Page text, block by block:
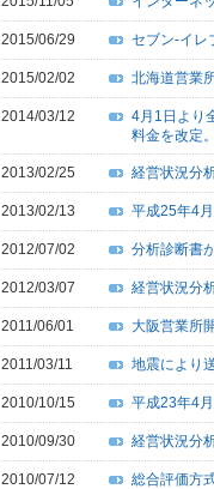
2015/06/29 セブン-イレ
2015/02/02 北海道営業
2014/03/12
4月1日より
料金を改定
2013/02/25 経営状況分
2013/02/13 平成25年4
2012/07/02 分析診断書
2012/03/07 経営状況分
2011/06/01 大阪営業所
2011/03/11 地震により
2010/10/15 平成23年4
2010/09/30 経営状況分
2010/07/12 総合評価方